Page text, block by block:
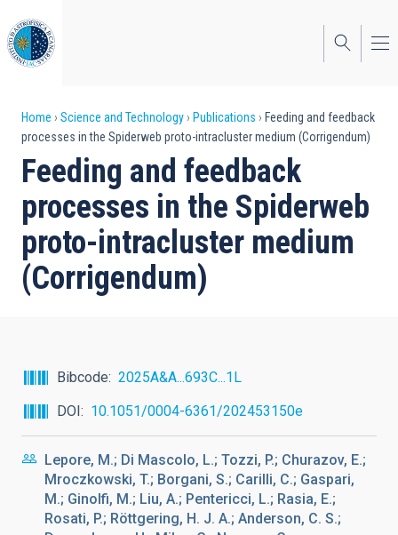
to
main
content
Breadcrumb
Home Science and Technology Publications
Feeding and feedback
processes in the Spiderweb proto-intracluster medium (Corrigendum)
Feeding and feedback
processes in the Spiderweb
proto-intracluster medium
(Corrigendum)
Bibcode
2025A&A...693C...1L
DOI
10.1051/0004-6361/202453150e
Lepore, M.; Di Mascolo, L.; Tozzi, P.; Churazov, E.;
Mroczkowski, T.; Borgani, S.; Carilli, C.; Gaspari,
M.; Ginolfi, M.; Liu, A.; Pentericci, L.; Rasia, E.;
Rosati, P.; Röttgering, H. J. A.; Anderson, C. S.;